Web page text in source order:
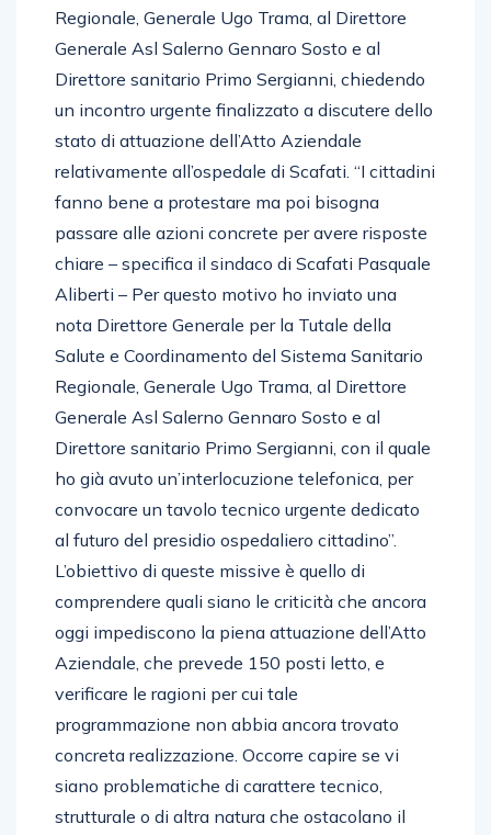
Regionale, Generale Ugo Trama, al Direttore
Generale Asl Salerno Gennaro Sosto e al
Direttore sanitario Primo Sergianni, chiedendo
un incontro urgente finalizzato a discutere dello
stato di attuazione dell’Atto Aziendale
relativamente all’ospedale di Scafati. “I cittadini
fanno bene a protestare ma poi bisogna
passare alle azioni concrete per avere risposte
chiare – specifica il sindaco di Scafati Pasquale
Aliberti – Per questo motivo ho inviato una
nota Direttore Generale per la Tutale della
Salute e Coordinamento del Sistema Sanitario
Regionale, Generale Ugo Trama, al Direttore
Generale Asl Salerno Gennaro Sosto e al
Direttore sanitario Primo Sergianni, con il quale
ho già avuto un’interlocuzione telefonica, per
convocare un tavolo tecnico urgente dedicato
al futuro del presidio ospedaliero cittadino”.
L’obiettivo di queste missive è quello di
comprendere quali siano le criticità che ancora
oggi impediscono la piena attuazione dell’Atto
Aziendale, che prevede 150 posti letto, e
verificare le ragioni per cui tale
programmazione non abbia ancora trovato
concreta realizzazione. Occorre capire se vi
siano problematiche di carattere tecnico,
strutturale o di altra natura che ostacolano il